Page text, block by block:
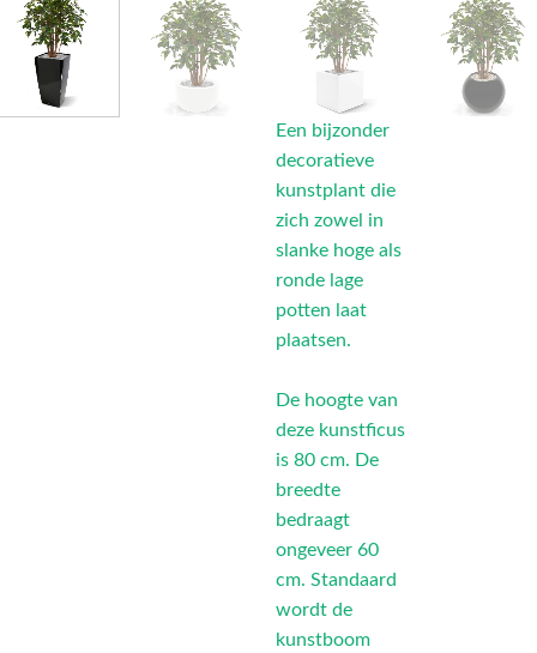
Een bijzonder
decoratieve
kunstplant die
zich zowel in
slanke hoge als
ronde lage
potten laat
plaatsen.
De hoogte van
deze kunstficus
is 80 cm. De
breedte
bedraagt
ongeveer 60
cm. Standaard
wordt de
kunstboom